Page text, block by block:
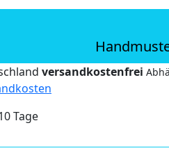
versandkostenfrei
Tage